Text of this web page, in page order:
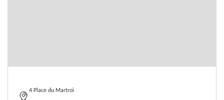
4 Place du Martroi